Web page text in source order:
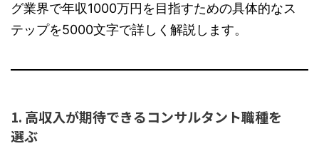
グ業界で年収1000万円を目指すための具体的なス
テップを5000文字で詳しく解説します。
1. 高収入が期待できるコンサルタント職種を
選ぶ